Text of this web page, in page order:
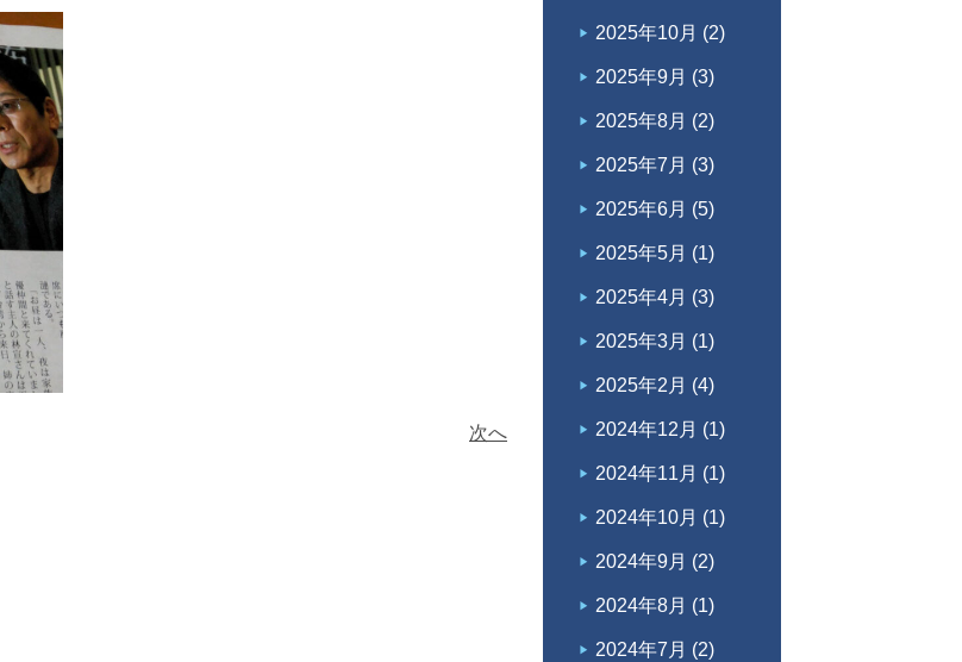
次へ
2025年10月 (2)
2025年9月 (3)
2025年8月 (2)
2025年7月 (3)
2025年6月 (5)
2025年5月 (1)
2025年4月 (3)
2025年3月 (1)
2025年2月 (4)
2024年12月 (1)
2024年11月 (1)
2024年10月 (1)
2024年9月 (2)
2024年8月 (1)
2024年7月 (2)